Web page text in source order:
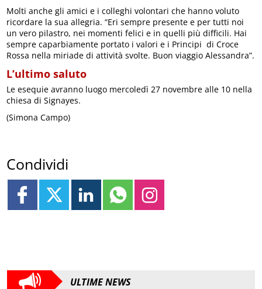
Molti anche gli amici e i colleghi volontari che hanno voluto
ricordare la sua allegria. “Eri sempre presente e per tutti noi
un vero pilastro, nei momenti felici e in quelli più difficili. Hai
sempre caparbiamente portato i valori e i Principi di Croce
Rossa nella miriade di attività svolte. Buon viaggio Alessandra”.
L’ultimo saluto
Le esequie avranno luogo mercoledì 27 novembre alle 10 nella
chiesa di Signayes.
(Simona Campo)
Condividi
ULTIME NEWS